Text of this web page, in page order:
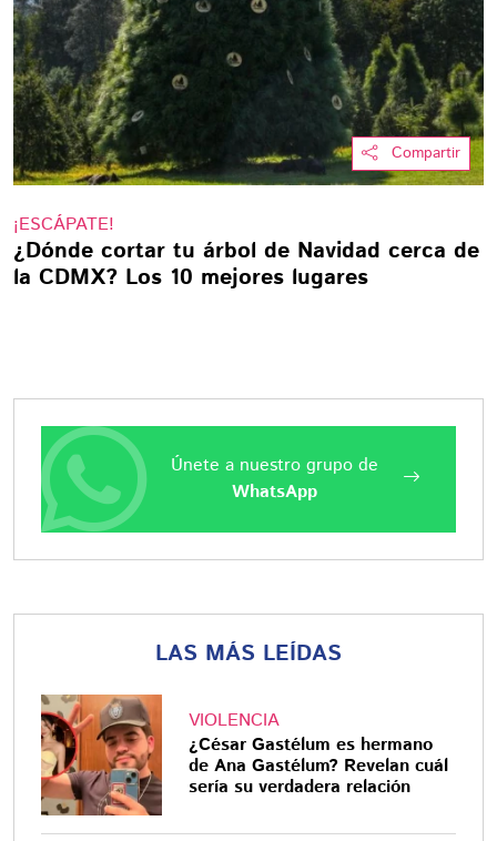
Compartir
¡ESCÁPATE!
¿Dónde cortar tu árbol de Navidad cerca de
la CDMX? Los 10 mejores lugares
Únete a nuestro grupo de
WhatsApp
LAS MÁS LEÍDAS
VIOLENCIA
¿César Gastélum es hermano
de Ana Gastélum? Revelan cuál
sería su verdadera relación